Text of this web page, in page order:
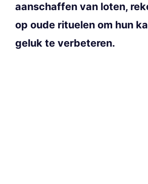
aanschaffen van loten,
op oude rituelen om hun
geluk te verbeteren.